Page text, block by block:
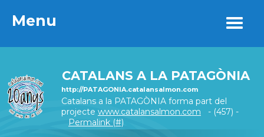
Menu
CATALANS A LA PATAGÒNIA
http://PATAGONIA.catalansalmon.com
Catalans a la PATAGÒNIA forma part del
projecte www.catalansalmon.com - (457) -
Permalink (#)
Menu